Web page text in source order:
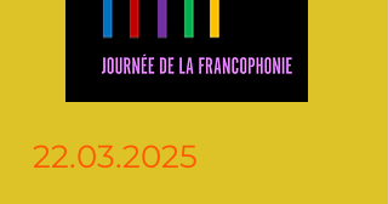
22.03.2025